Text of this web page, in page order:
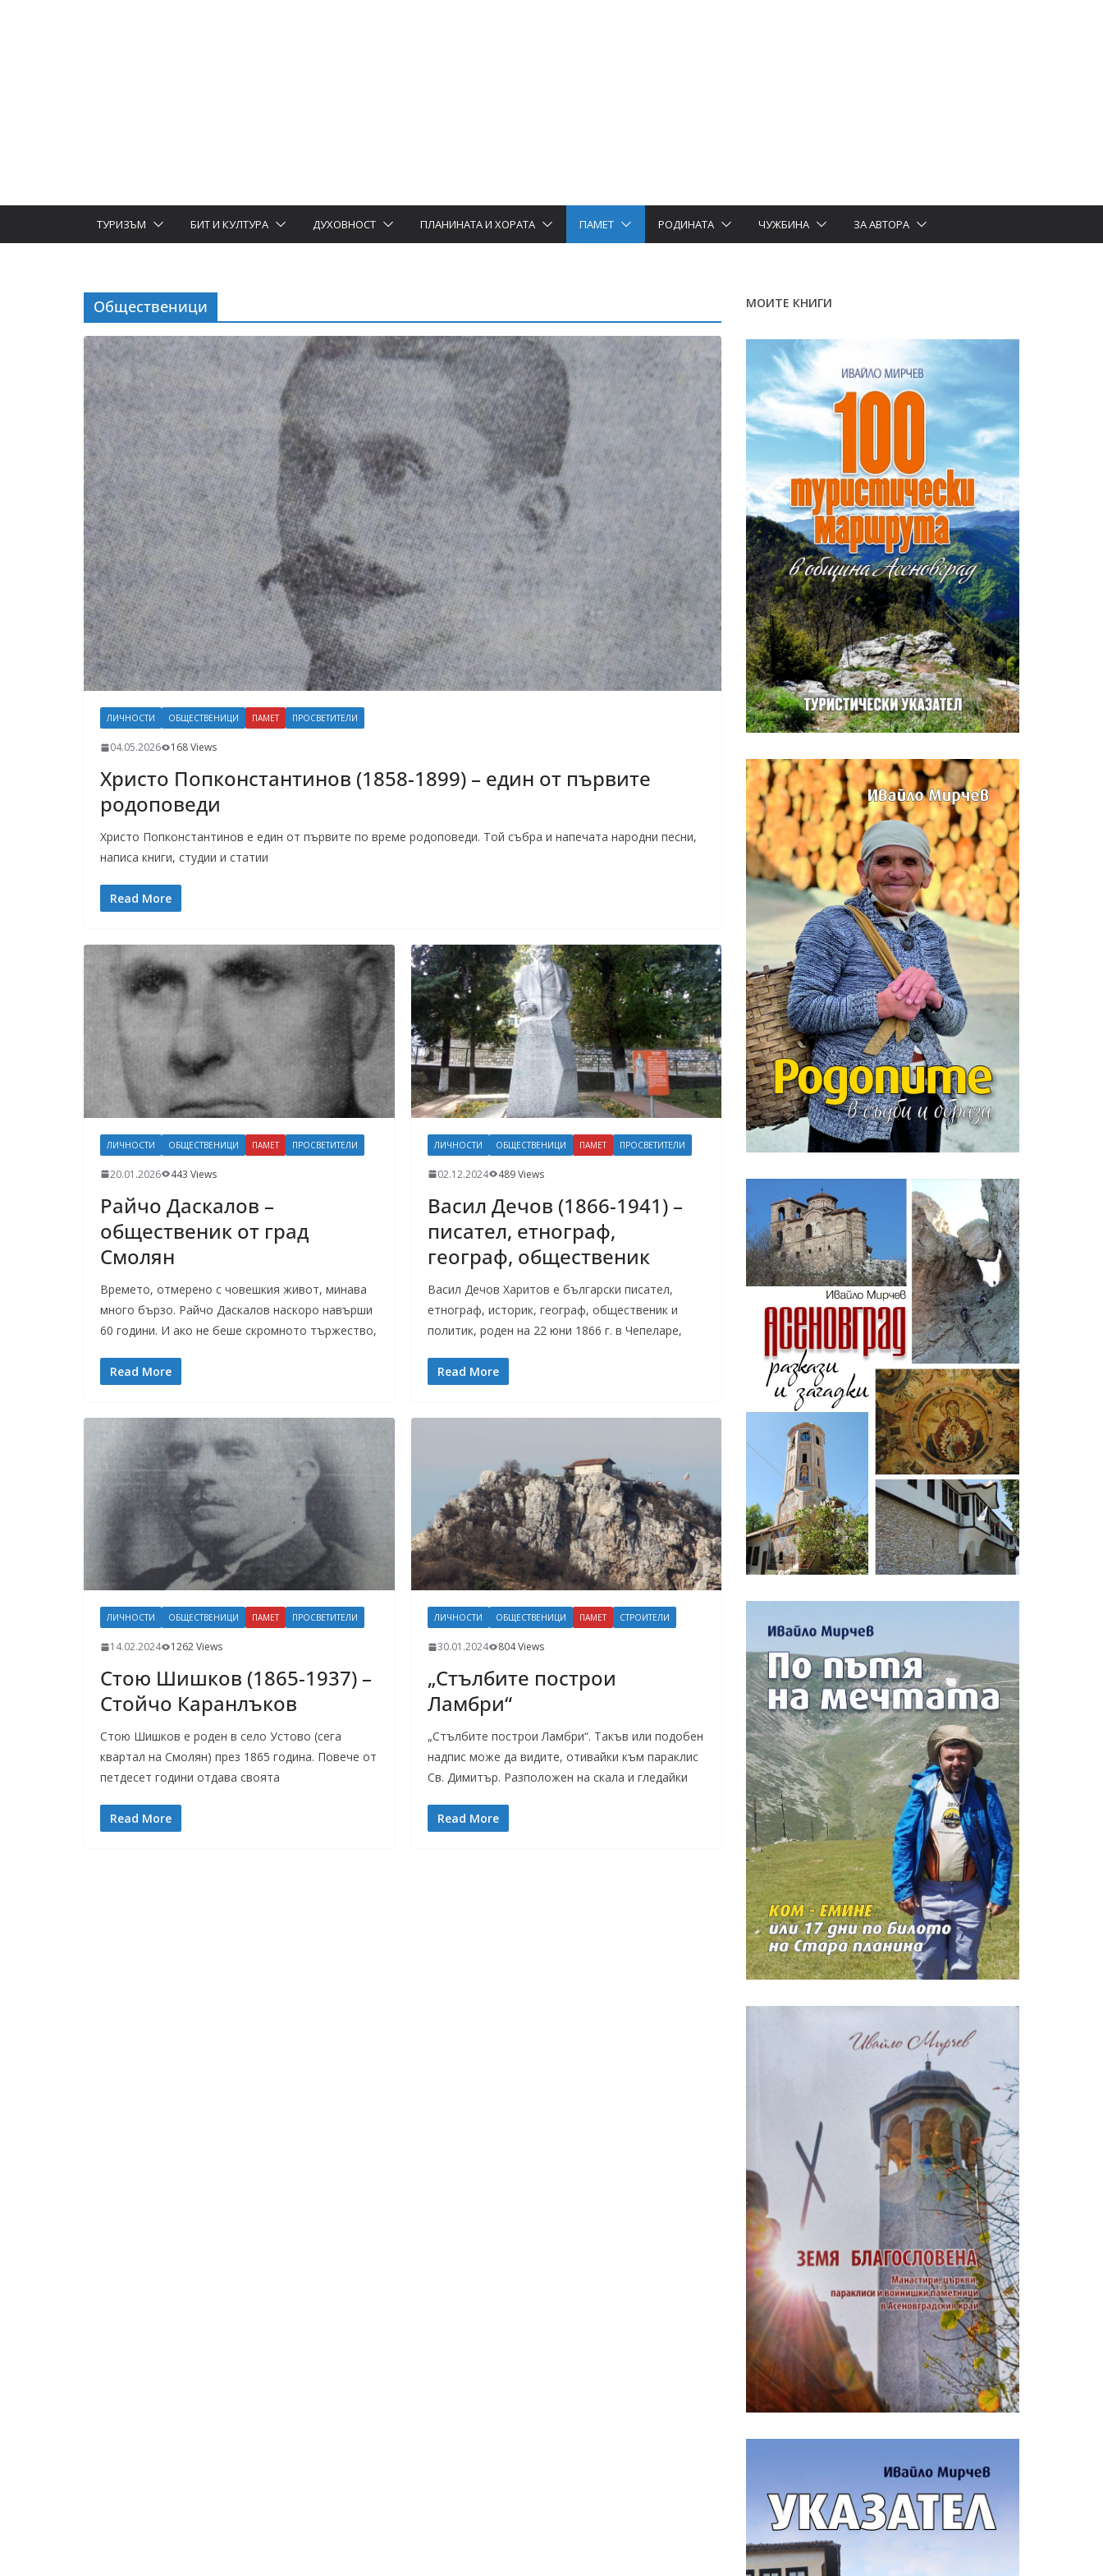
ТУРИЗЪМ БИТ И КУЛТУРА ДУХОВНОСТ ПЛАНИНАТА И ХОРАТА ПАМЕТ РОДИНАТА ЧУЖБИНА ЗА АВТОРА
Общественици
ЛИЧНОСТИ ОБЩЕСТВЕНИЦИ ПАМЕТ ПРОСВЕТИТЕЛИ
04.05.2026 168 Views
Христо Попконстантинов (1858-1899) – един от първите
родоповеди
Христо Попконстантинов е един от първите по време родоповеди. Той събра и напечата народни песни,
написа книги, студии и статии
Read More
ЛИЧНОСТИ ОБЩЕСТВЕНИЦИ ПАМЕТ ПРОСВЕТИТЕЛИ
20.01.2026 443 Views
Райчо Даскалов –
общественик от град
Смолян
Времето, отмерено с човешкия живот, минава
много бързо. Райчо Даскалов наскоро навърши
60 години. И ако не беше скромното тържество,
Read More
ЛИЧНОСТИ ОБЩЕСТВЕНИЦИ ПАМЕТ ПРОСВЕТИТЕЛИ
02.12.2024 489 Views
Васил Дечов (1866-1941) –
писател, етнограф,
географ, общественик
Васил Дечов Харитов е български писател,
етнограф, историк, географ, общественик и
политик, роден на 22 юни 1866 г. в Чепеларе,
Read More
ЛИЧНОСТИ ОБЩЕСТВЕНИЦИ ПАМЕТ ПРОСВЕТИТЕЛИ
14.02.2024 1262 Views
Стою Шишков (1865-1937) –
Стойчо Каранлъков
Стою Шишков е роден в село Устово (сега
квартал на Смолян) през 1865 година. Повече от
петдесет години отдава своята
Read More
ЛИЧНОСТИ ОБЩЕСТВЕНИЦИ ПАМЕТ СТРОИТЕЛИ
30.01.2024 804 Views
„Стълбите построи
Ламбри“
„Стълбите построи Ламбри“. Такъв или подобен
надпис може да видите, отивайки към параклис
Св. Димитър. Разположен на скала и гледайки
Read More
МОИТЕ КНИГИ